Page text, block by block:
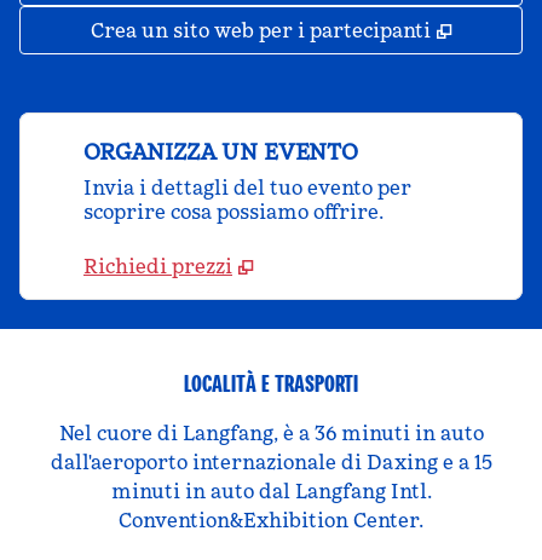
Crea un sito web per i partecipanti ,
ORGANIZZA UN EVENTO
Invia i dettagli del tuo evento per
scoprire cosa possiamo offrire.
Richiedi prezzi
LOCALITÀ E TRASPORTI
Nel cuore di Langfang, è a 36 minuti in auto
dall'aeroporto internazionale di Daxing e a 15
minuti in auto dal Langfang Intl.
Convention&Exhibition Center.